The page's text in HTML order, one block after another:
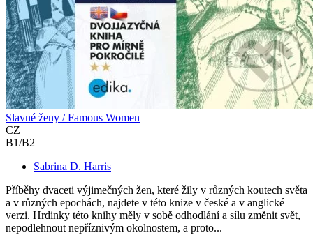
Slavné ženy / Famous Women
CZ
B1/B2
Sabrina D. Harris
Příběhy dvaceti výjimečných žen, které žily v různých koutech světa
a v různých epochách, najdete v této knize v české a v anglické
verzi. Hrdinky této knihy měly v sobě odhodlání a sílu změnit svět,
nepodlehnout nepříznivým okolnostem, a proto...